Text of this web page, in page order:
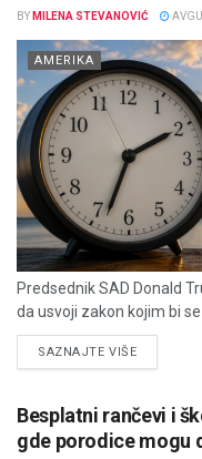
BY MILENA STEVANOVIĆ
AMERIKA
Predsednik SAD Donald
da usvoji zakon kojim bi
SAZNAJTE VIŠEDETAILS
Besplatni rančevi i
gde porodice mogu